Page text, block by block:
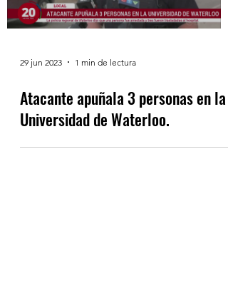
29 jun 2023 1 min de lectura
Atacante apuñala 3 personas en la
Universidad de Waterloo.